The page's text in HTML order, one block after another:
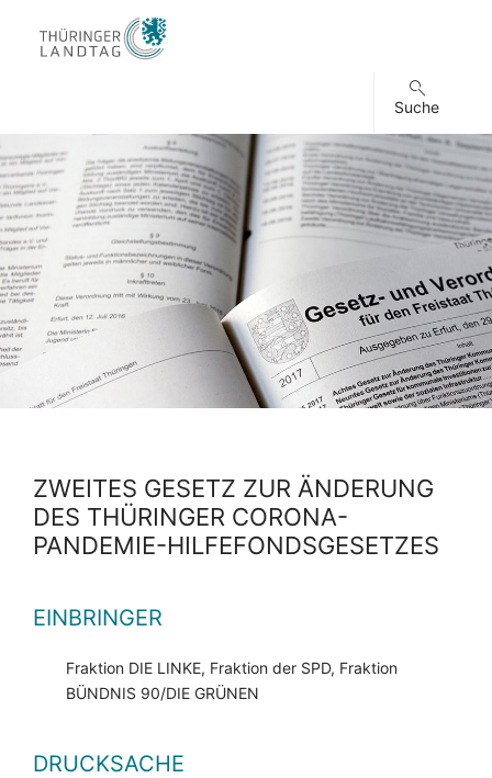
Suche
ZWEITES GESETZ ZUR ÄNDERUNG
DES THÜRINGER CORONA-
PANDEMIE-HILFEFONDSGESETZES
EINBRINGER
Fraktion DIE LINKE, Fraktion der SPD, Fraktion
BÜNDNIS 90/DIE GRÜNEN
DRUCKSACHE